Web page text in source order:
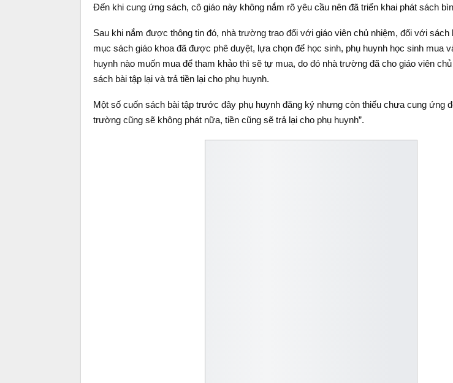
Đến khi cung ứng sách, cô giáo này không nắm rõ yêu cầu nên đã triển khai phát sách
Sau khi nắm được thông tin đó, nhà trường trao đổi với giáo viên chủ nhiệm, đối với sách
mục sách giáo khoa đã được phê duyệt, lựa chọn để học sinh, phụ huynh học sinh mua
huynh nào muốn mua để tham khảo thì sẽ tự mua, do đó nhà trường đã cho giáo viên
sách bài tập lại và trả tiền lại cho phụ huynh.
Một số cuốn sách bài tập trước đây phụ huynh đăng ký nhưng còn thiếu chưa cung ứng
trường cũng sẽ không phát nữa, tiền cũng sẽ trả lại cho phụ huynh”.